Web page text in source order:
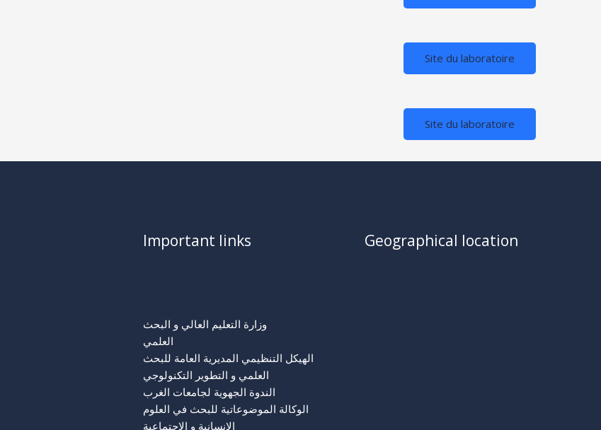
Site du laboratoire
Site du laboratoire
Important links
وزارة التعليم العالي و البحث
العلمي
الهيكل التنظيمي المديرية العامة للبحث
العلمي و التطوير التكنولوجي
الندوة الجهوية لجامعات الغرب
الوكالة الموضوعاتية للبحث في العلوم
الإنسانية و الإجتماعية
Geographical location